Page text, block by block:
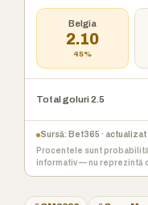
Belgia
2.10
45%
Total goluri 2.5
Sursă: Bet365 ·
Procentele sunt
informativ — nu reprezintă